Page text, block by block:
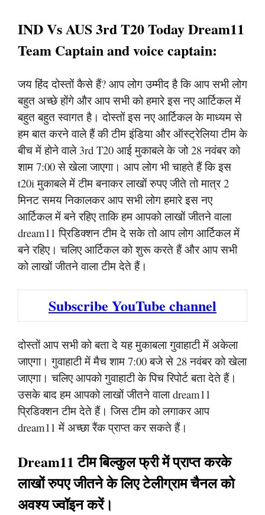
IND Vs AUS 3rd T20 Today Dream11
Team Captain and voice captain:
जय हिंद दोस्तों कैसे हैं? आप लोग उम्मीद है कि आप सभी लोग
बहुत अच्छे होंगे और आप सभी को हमारे इस नए आर्टिकल में
बहुत बहुत स्वागत है। दोस्तों इस नए आर्टिकल के माध्यम से
हम बात करने वाले हैं की टीम इंडिया और ऑस्ट्रेलिया टीम के
बीच में होने वाले 3rd T20 आई मुकाबले के जो 28 नवंबर को
शाम 7:00 से खेला जाएगा। आप लोग भी चाहते हैं कि इस
t20i मुकाबले में टीम बनाकर लाखों रुपए जीते तो मात्र 2
मिनट समय निकालकर आप सभी लोग हमारे इस नए
आर्टिकल में बने रहिए ताकि हम आपको लाखों जीतने वाला
dream11 प्रिडिक्शन टीम दे सके तो आप लोग आर्टिकल में
बने रहिए। चलिए आर्टिकल को शुरू करते हैं और आप सभी
को लाखों जीतने वाला टीम देते हैं।
Subscribe YouTube channel
दोस्तों आप सभी को बता दे यह मुकाबला गुवाहाटी में अकेला
जाएगा। गुवाहाटी में मैच शाम 7:00 बजे से 28 नवंबर को खेला
जाएगा। चलिए आपको गुवाहाटी के पिच रिपोर्ट बता देते हैं।
उसके बाद हम आपको लाखों जीतने वाला dream11
प्रिडिक्शन टीम देते हैं। जिस टीम को लगाकर आप
dream11 में अच्छा रैंक प्राप्त कर सकते हैं।
Dream11 टीम बिल्कुल फ्री में प्राप्त करके
लाखों रुपए जीतने के लिए टेलीग्राम चैनल को
अवश्य ज्वॉइन करें।